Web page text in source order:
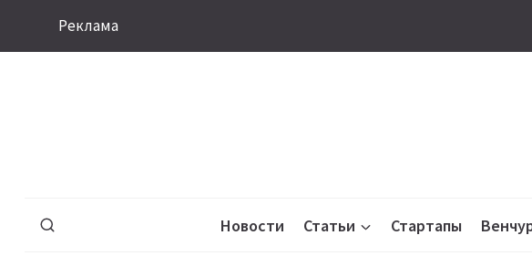
Реклама
Новости Статьи Стартапы